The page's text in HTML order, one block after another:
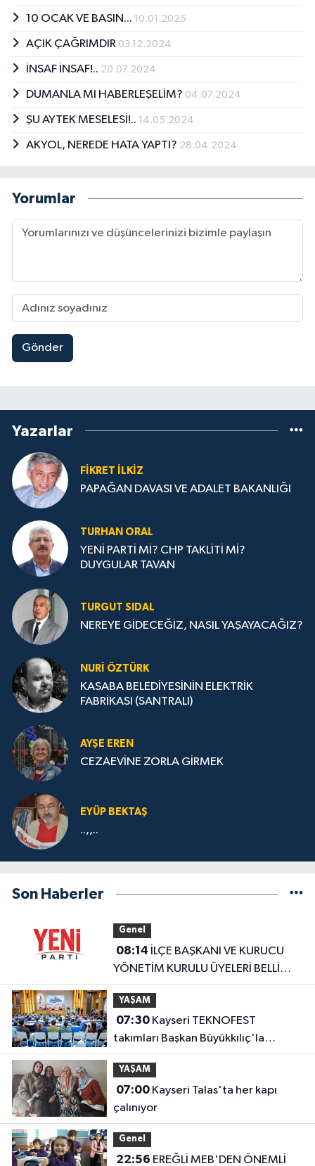
10 OCAK VE BASIN... 10.01.2025
AÇIK ÇAĞRIMDIR 03.12.2024
İNSAF İNSAF!.. 20.07.2024
DUMANLA MI HABERLEŞELİM? 04.07.2024
ŞU AYTEK MESELESİ!.. 14.05.2024
AKYOL, NEREDE HATA YAPTI? 28.04.2024
Yorumlar
Gönder
Yazarlar
FIKRET İLKİZ
PAPAĞAN DAVASI VE ADALET BAKANLIĞI
TURHAN ORAL
YENİ PARTİ Mİ? CHP TAKLİTİ Mİ?
DUYGULAR TAVAN
TURGUT SIDAL
NEREYE GİDECEĞİZ, NASIL YAŞAYACAĞIZ?
NURİ ÖZTÜRK
KASABA BELEDİYESİNİN ELEKTRİK
FABRİKASI (SANTRALI)
AYŞE EREN
CEZAEVİNE ZORLA GİRMEK
EYÜP BEKTAŞ
..,,..
Son Haberler
Genel
08:14
YÖNETİM KURULU ÜYELERİ BELLİ
OLDU
YAŞAM
07:30Kayseri TEKNOFEST
takımları Başkan Büyükkılıç'la
buluştu
YAŞAM
07:00Kayseri Talas'ta her kapı
çalınıyor
Genel
22:56